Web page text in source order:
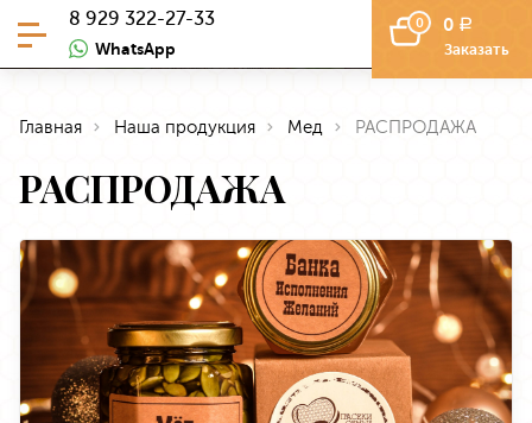
8 929 322-27-33
WhatsApp
0 0 a
Заказать
Главная Наша продукция Мед РАСПРОДАЖА
РАСПРОДАЖА